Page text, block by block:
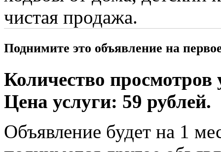
чистая продажа.
Поднимите это объявление на
Количество просмотров
Цена услуги: 59 рублей.
Объявление будет на 1